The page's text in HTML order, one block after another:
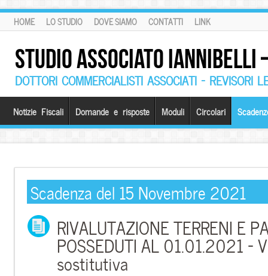
HOME LO STUDIO DOVE SIAMO CONTATTI LINK
STUDIO ASSOCIATO
DOTTORI COMMERCIALISTI ASSOCIATI – REVISORI
Notizie Fiscali Domande e risposte Moduli Circolari
Scadenza del 15 Novembre 2021
RIVALUTAZIONE TERRENI E
POSSEDUTI AL 01.01.2021 –
sostitutiva